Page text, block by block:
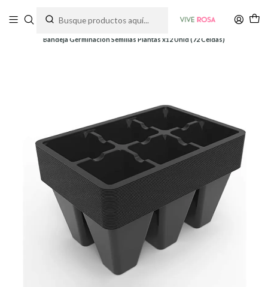
Bandeja Germinacion Semillas Plantas x12 Unid (72 Celdas)